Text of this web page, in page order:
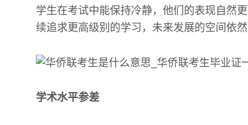
学生在考试中能保持冷静，他们的表现自然
续追求更高级别的学习，未来发展的空间依然
学术水平参差